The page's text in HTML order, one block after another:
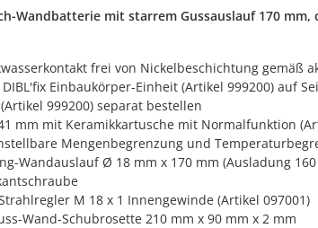
Wandbatterie mit starrem Gussauslauf 170
frei von Nickelbeschichtung gemäß
Einbaukörper-Einheit (Artikel 999200) auf
999200) separat bestellen
mm mit Keramikkartusche mit Normalfunktion
Mengenbegrenzung und
Wandauslauf Ø 18 mm x 170 mm (Ausladung
M 18 x 1 Innengewinde (Artikel 097001)
Wand-Schubrosette 210 mm x 90 mm x 2 mm